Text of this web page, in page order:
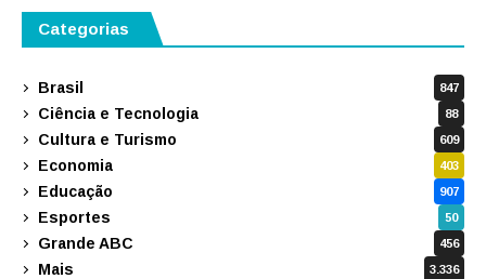
Categorias
Brasil 847
Ciência e Tecnologia 88
Cultura e Turismo 609
Economia 403
Educação 907
Esportes 50
Grande ABC 456
Mais 3.336